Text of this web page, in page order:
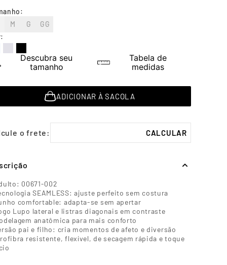
:
:
M G GG
Descubra seu
tamanho
Tabela de
medidas
ADICIONAR À SACOLA
00671-002
SEAMLESS: ajuste perfeito sem costura
comfortable: adapta-se sem apertar
Lupo lateral e listras diagonais em contraste
anatômica para mais conforto
pai e filho: cria momentos de afeto e diversão
resistente, flexível, de secagem rápida e toque